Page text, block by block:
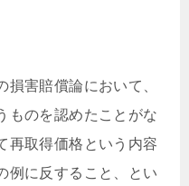
害賠償論において、
ものを認めたことがな
再取得価格という内容
例に反すること、とい